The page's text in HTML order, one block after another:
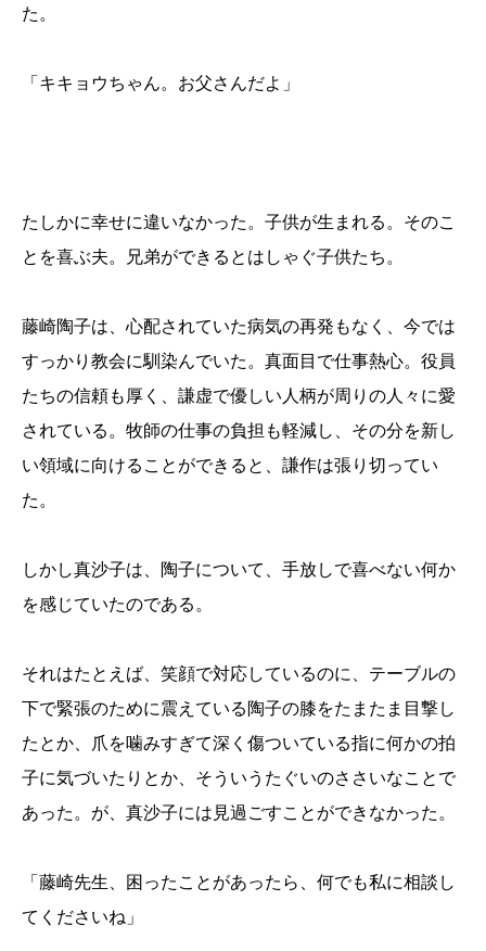
た。
「キキョウちゃん。お父さんだよ」
たしかに幸せに違いなかった。子供が生まれる。そのこ
とを喜ぶ夫。兄弟ができるとはしゃぐ子供たち。
藤崎陶子は、心配されていた病気の再発もなく、今では
すっかり教会に馴染んでいた。真面目で仕事熱心。役員
たちの信頼も厚く、謙虚で優しい人柄が周りの人々に愛
されている。牧師の仕事の負担も軽減し、その分を新し
い領域に向けることができると、謙作は張り切ってい
た。
しかし真沙子は、陶子について、手放しで喜べない何か
を感じていたのである。
それはたとえば、笑顔で対応しているのに、テーブルの
下で緊張のために震えている陶子の膝をたまたま目撃し
たとか、爪を噛みすぎて深く傷ついている指に何かの拍
子に気づいたりとか、そういうたぐいのささいなことで
あった。が、真沙子には見過ごすことができなかった。
「藤崎先生、困ったことがあったら、何でも私に相談し
てくださいね」